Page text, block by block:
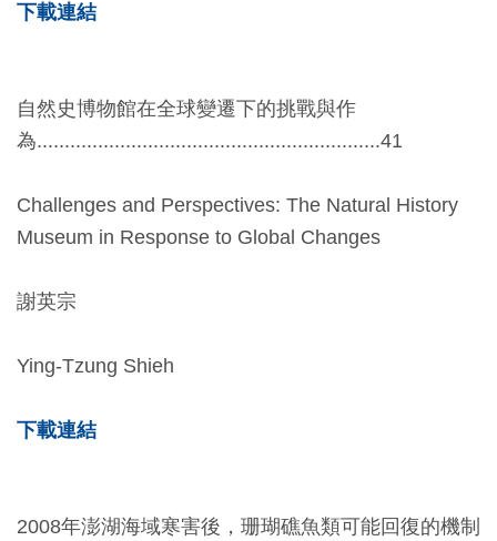
資
放
宣
著
權
明
回
下載連結
自然史博物館在全球變遷下的挑戰與作
為..............................................................41
Challenges and Perspectives: The Natural History
Museum in Response to Global Changes
謝英宗
Ying-Tzung Shieh
下載連結
2008年澎湖海域寒害後，珊瑚礁魚類可能回復的機制